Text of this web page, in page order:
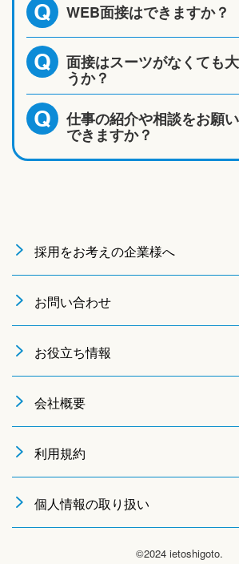
Q WEB面接はできますか？
Q 面接はスーツがなくても
うか？
Q 仕事の紹介や相談をお願
できますか？
採用をお考えの企業様へ
お問い合わせ
お役立ち情報
会社概要
利用規約
個人情報の取り扱い
©2024 ietoshigoto.